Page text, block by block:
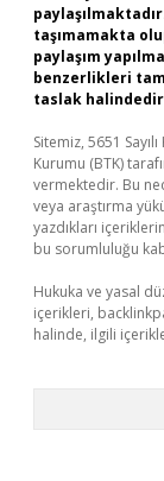
taşımamakta
paylaşım
benzerlikleri
taslak
Sitemiz, 5651
Kurumu (BTK)
vermektedir. Bu
veya araştırma
yazdıkları
bu sorumluluğu
Hukuka ve yasal
içerikleri,
halinde, ilgili